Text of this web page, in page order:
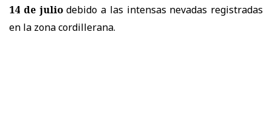
14 de juliodebido a las intensas nevadas registradas
en la zona cordillerana.